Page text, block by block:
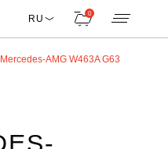
RU 0
AMG W463A G63